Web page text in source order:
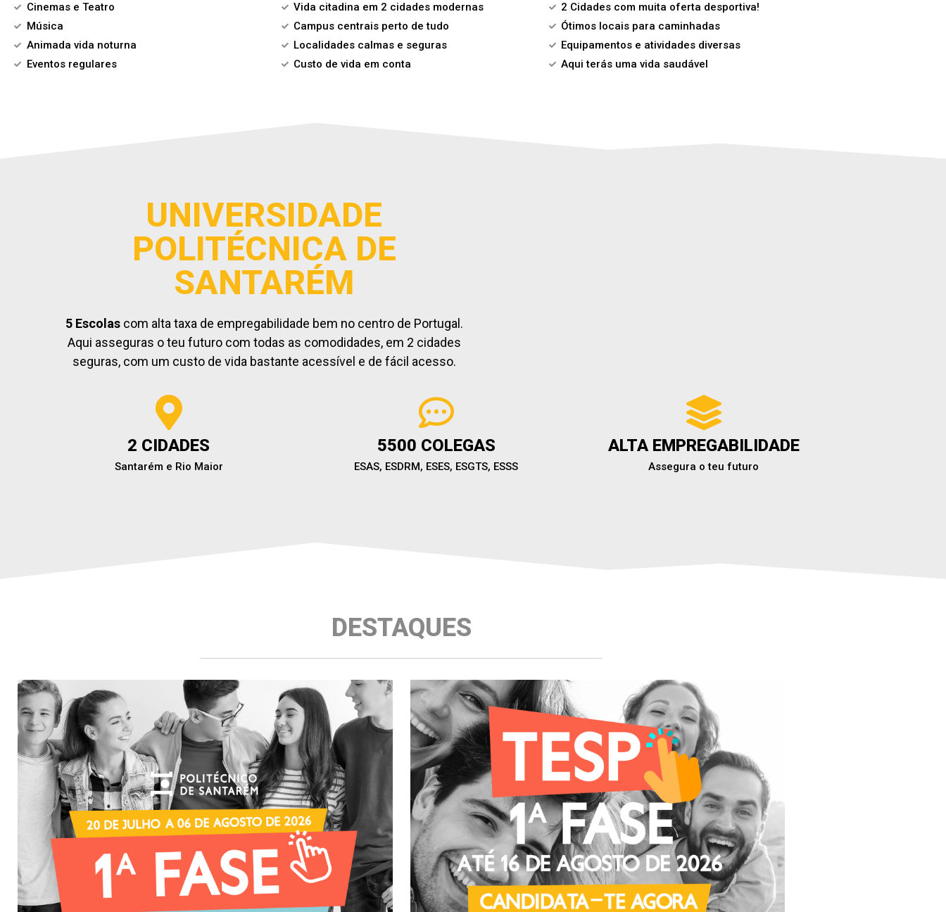
Cinemas e Teatro
Música
Animada vida noturna
Eventos regulares
Vida citadina em 2 cidades modernas
Campus centrais perto de tudo
Localidades calmas e seguras
Custo de vida em conta
2 Cidades com muita oferta desportiva!
Ótimos locais para caminhadas
Equipamentos e atividades diversas
Aqui terás uma vida saudável
UNIVERSIDADE
POLITÉCNICA DE
SANTARÉM
5 Escolascom alta taxa de empregabilidade bem no centro de Portugal.
Aqui asseguras o teu futuro com todas as comodidades, em 2 cidades
seguras, com um custo de vida bastante acessível e de fácil acesso.
2 CIDADES
Santarém e Rio Maior
5500 COLEGAS
ESAS, ESDRM, ESES, ESGTS, ESSS
ALTA EMPREGABILIDADE
Assegura o teu futuro
DESTAQUES